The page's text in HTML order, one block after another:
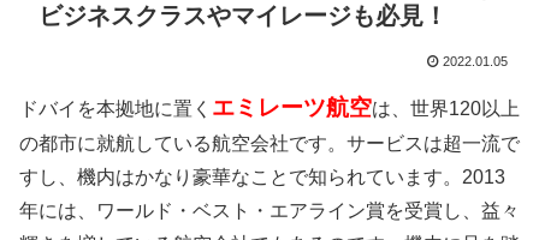
ビジネスクラスやマイレージも必見！
2022.01.05
ドバイを本拠地に置く エミレーツ航空は、世界120以上
の都市に就航している航空会社です。サービスは超一流で
すし、機内はかなり豪華なことで知られています。2013
年には、ワールド・ベスト・エアライン賞を受賞し、益々